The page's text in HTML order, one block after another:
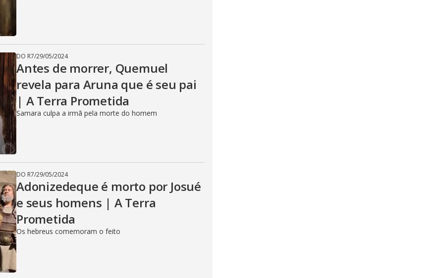
DO R7/29/05/2024
Antes de morrer, Quemuel
revela para Aruna que é seu pai
| A Terra Prometida
Samara culpa a irmã pela morte do homem
DO R7/29/05/2024
Adonizedeque é morto por Josué
e seus homens | A Terra
Prometida
Os hebreus comemoram o feito